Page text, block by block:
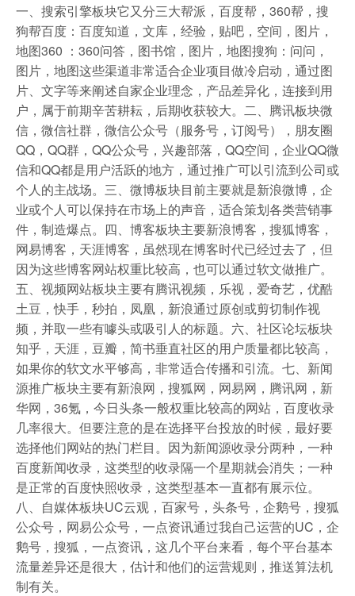
一、搜索引擎板块它又分三大帮派，百度帮，360帮，搜
狗帮百度：百度知道，文库，经验，贴吧，空间，图片，
地图360 ：360问答，图书馆，图片，地图搜狗：问问，
图片，地图这些渠道非常适合企业项目做冷启动，通过图
片、文字等来阐述自家企业理念，产品差异化，连接到用
户，属于前期辛苦耕耘，后期收获较大。二、腾讯板块微
信，微信社群，微信公众号（服务号，订阅号），朋友圈
QQ，QQ群，QQ公众号，兴趣部落，QQ空间，企业QQ微
信和QQ都是用户活跃的地方，通过推广可以引流到公司或
个人的主战场。三、微博板块目前主要就是新浪微博，企
业或个人可以保持在市场上的声音，适合策划各类营销事
件，制造爆点。四、博客板块主要新浪博客，搜狐博客，
网易博客，天涯博客，虽然现在博客时代已经过去了，但
因为这些博客网站权重比较高，也可以通过软文做推广。
五、视频网站板块主要有腾讯视频，乐视，爱奇艺，优酷
土豆，快手，秒拍，凤凰，新浪通过原创或剪切制作视
频，并取一些有噱头或吸引人的标题。六、社区论坛板块
知乎，天涯，豆瓣，简书垂直社区的用户质量都比较高，
如果你的软文水平够高，非常适合传播和引流。七、新闻
源推广板块主要有新浪网，搜狐网，网易网，腾讯网，新
华网，36氪，今日头条一般权重比较高的网站，百度收录
几率很大。但要注意的是在选择平台投放的时候，最好要
选择他们网站的热门栏目。因为新闻源收录分两种，一种
百度新闻收录，这类型的收录隔一个星期就会消失；一种
是正常的百度快照收录，这类型基本一直都有展示位。
八、自媒体板块UC云观，百家号，头条号，企鹅号，搜狐
公众号，网易公众号，一点资讯通过我自己运营的UC，企
鹅号，搜狐，一点资讯，这几个平台来看，每个平台基本
流量差异还是很大，估计和他们的运营规则，推送算法机
制有关。